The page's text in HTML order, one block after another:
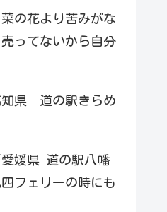
の花より苦みがな
ってないから自分
県 道の駅きらめ
媛県 道の駅八幡
フェリーの時にも